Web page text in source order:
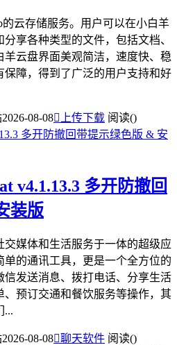
云存储服务。用户可以在小白羊
享各种类型的文件，包括文档、
云盘界面美观简洁，速度快、稳
保障，得到了广泛的用户支持和好
2026-08-08 上传下载 阅读()
v4.1.13.3 多开防撤回
装版
媒体和生活服务于一体的超级应
的通讯工具，更是一个全方位的
信发送消息、拨打电话、分享生活
、预订交通和餐饮服务等操作，其
...
2026-08-08聊天软件 阅读()